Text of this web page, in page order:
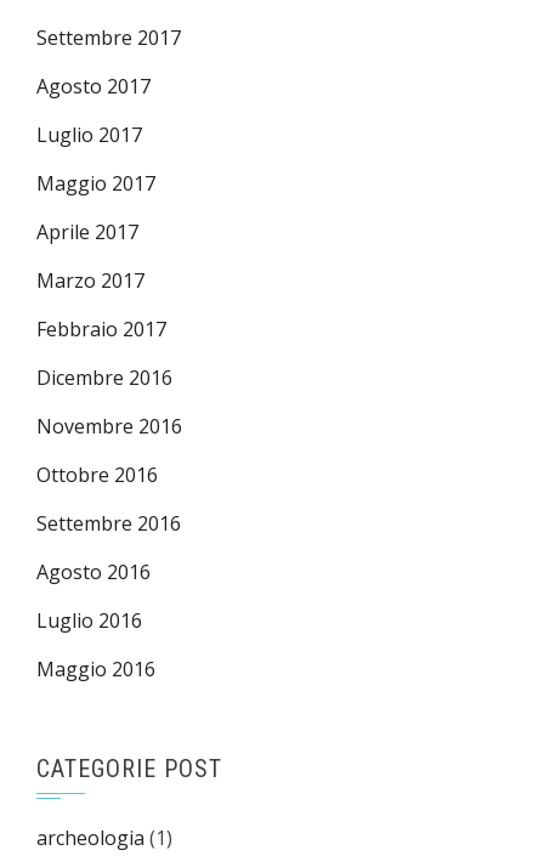
Settembre 2017
Agosto 2017
Luglio 2017
Maggio 2017
Aprile 2017
Marzo 2017
Febbraio 2017
Dicembre 2016
Novembre 2016
Ottobre 2016
Settembre 2016
Agosto 2016
Luglio 2016
Maggio 2016
CATEGORIE POST
archeologia (1)